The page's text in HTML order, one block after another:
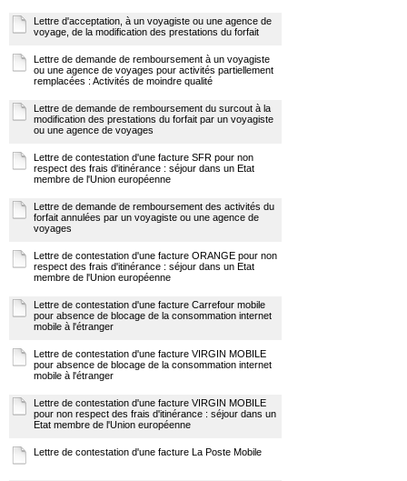
Lettre d'acceptation, à un voyagiste ou une agence de
voyage, de la modification des prestations du forfait
Lettre de demande de remboursement à un voyagiste
ou une agence de voyages pour activités partiellement
remplacées : Activités de moindre qualité
Lettre de demande de remboursement du surcout à la
modification des prestations du forfait par un voyagiste
ou une agence de voyages
Lettre de contestation d'une facture SFR pour non
respect des frais d'itinérance : séjour dans un Etat
membre de l'Union européenne
Lettre de demande de remboursement des activités du
forfait annulées par un voyagiste ou une agence de
voyages
Lettre de contestation d'une facture ORANGE pour non
respect des frais d'itinérance : séjour dans un Etat
membre de l'Union européenne
Lettre de contestation d'une facture Carrefour mobile
pour absence de blocage de la consommation internet
mobile à l'étranger
Lettre de contestation d'une facture VIRGIN MOBILE
pour absence de blocage de la consommation internet
mobile à l'étranger
Lettre de contestation d'une facture VIRGIN MOBILE
pour non respect des frais d'itinérance : séjour dans un
Etat membre de l'Union européenne
Lettre de contestation d'une facture La Poste Mobile